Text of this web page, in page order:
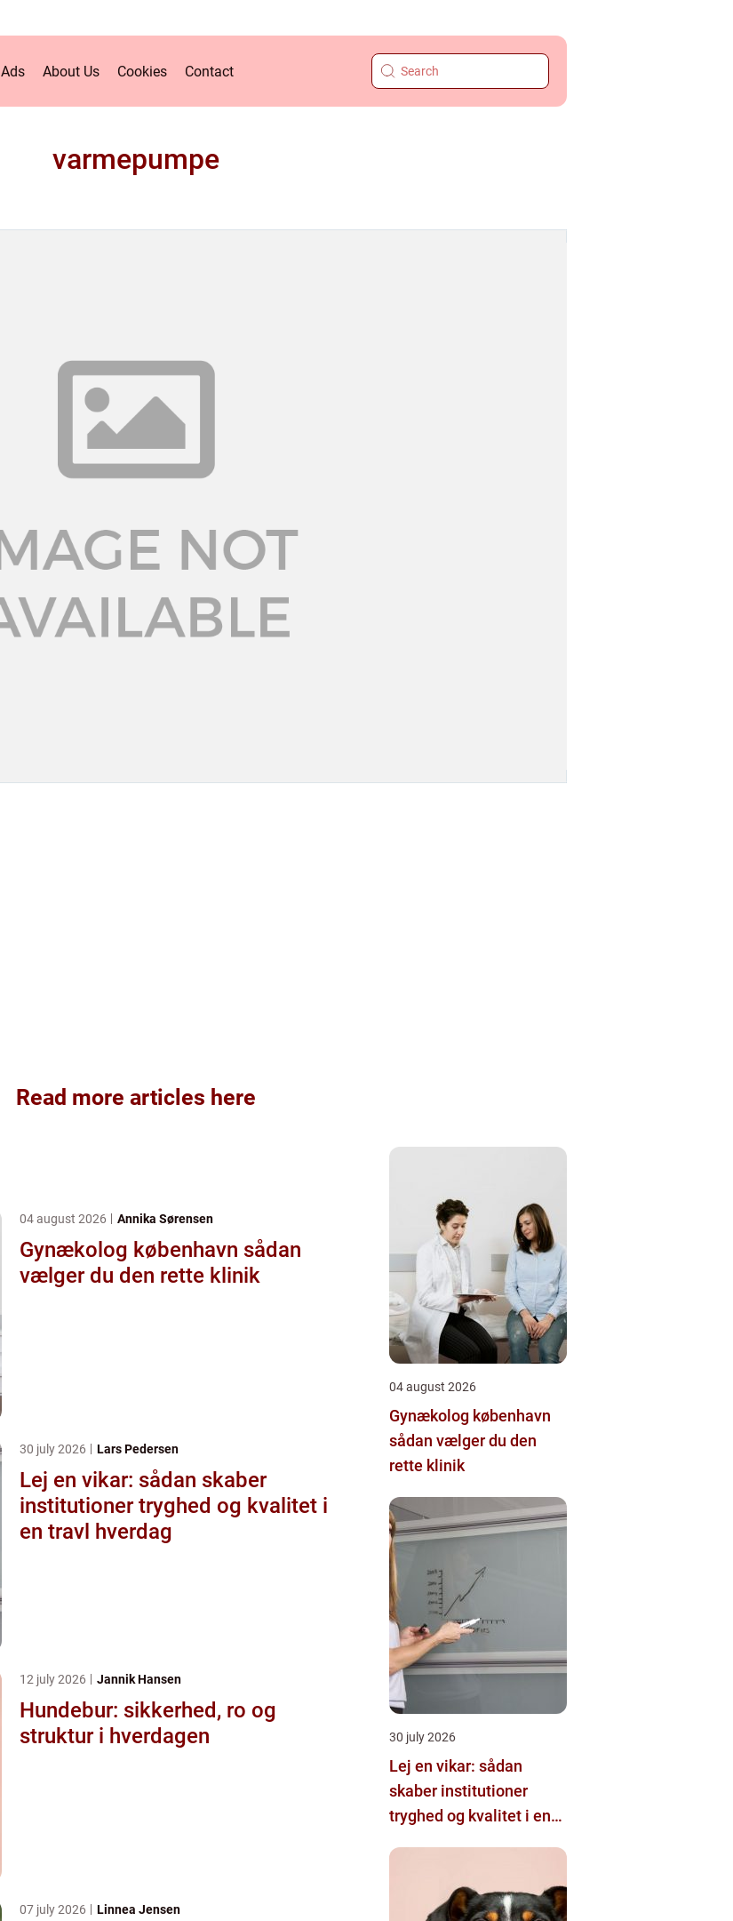
Ads About Us Cookies Contact
varmepumpe
Read more articles here
04 august 2026 Annika Sørensen
Gynækolog københavn sådan
vælger du den rette klinik
30 july 2026 Lars Pedersen
Lej en vikar: sådan skaber
institutioner tryghed og kvalitet i
en travl hverdag
12 july 2026 Jannik Hansen
Hundebur: sikkerhed, ro og
struktur i hverdagen
07 july 2026 Linnea Jensen
04 august 2026
Gynækolog københavn
sådan vælger du den
rette klinik
30 july 2026
Lej en vikar: sådan
skaber institutioner
tryghed og kvalitet i en